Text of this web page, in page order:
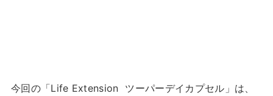
今回の「Life Extension ツーパーデイカプセル」は、